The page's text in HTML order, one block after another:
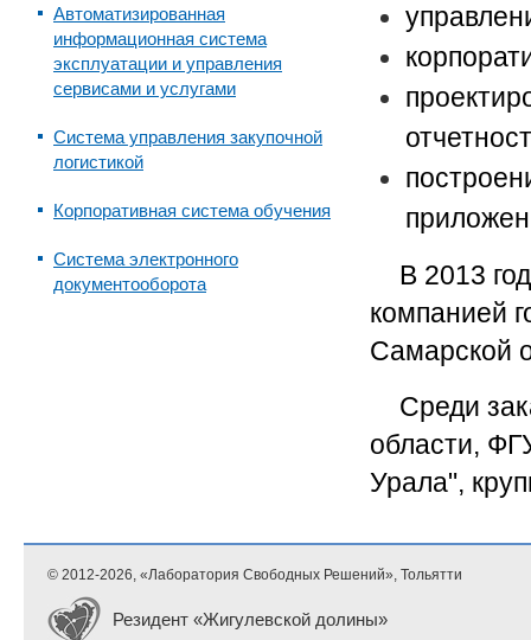
Автоматизированная
информационная система
эксплуатации и управления
сервисами и услугами
Система управления закупочной
логистикой
Корпоративная система обучения
Система электронного
документооборота
В 2013
компанией
Самарской
Среди
области,
Урала",
© 2012-2026, «Лаборатория Свободных Решений», Тольятти
Резидент «Жигулевской долины»